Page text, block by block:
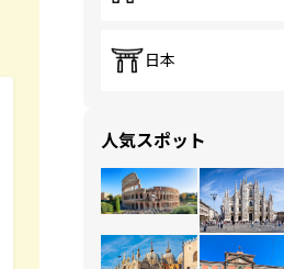
日本
人気スポット